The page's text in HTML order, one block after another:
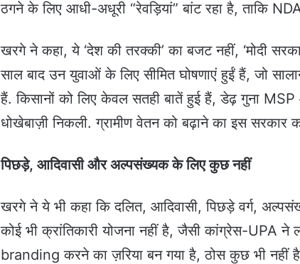
ठगने के लिए आधी-अधूरी “रेवड़ियां” बांट रहा है, ताकि
खरगे ने कहा, ये ‘देश की तरक्की’ का बजट नहीं, ‘मोदी
साल बाद उन युवाओं के लिए सीमित घोषणाएं हुईं हैं, जो
हैं. किसानों को लिए केवल सतही बातें हुई हैं, डेढ़ गुना
धोखेबाज़ी निकली. ग्रामीण वेतन को बढ़ाने का इस सरकार
पिछड़े, आदिवासी और अल्पसंख्यक के लिए कुछ नहीं
खरगे ने ये भी कहा कि दलित, आदिवासी, पिछड़े वर्ग,
कोई भी क्रांतिकारी योजना नहीं है, जैसी कांग्रेस-UPA ने
branding करने का ज़रिया बन गया है, ठोस कुछ भी